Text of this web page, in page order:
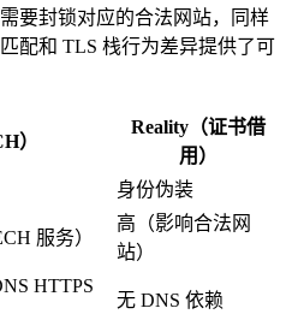
要封锁对应的合法网站，同样
配和 TLS 栈行为差异提供了可
）
Reality（证书借
用）
身份伪装
服务）
高（影响合法网
站）
HTTPS
无 DNS 依赖